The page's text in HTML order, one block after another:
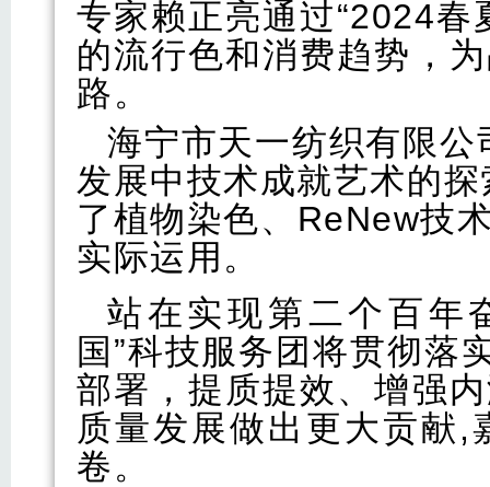
专家赖正亮通过“2024春
的流行色和消费趋势，
路。
海宁市天一纺织有限公
发展中技术成就艺术的
了植物染色、ReNew技
实际运用。
站在实现第二个百年
国”科技服务团将贯彻落
部署，提质提效、增强
质量发展做出更大贡献,
卷。